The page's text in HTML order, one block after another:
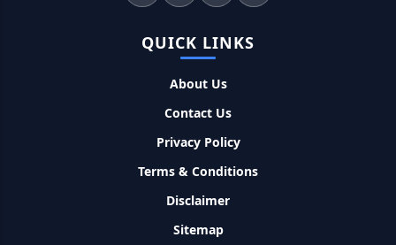
Kotak Saving Account Open Online: आज ही घर बैठे खोले ये
UPI Credit Line Loan: अब UPI से भी ले सकते है 50000 तक का लोन,
बस अपने मोबाइल से ऐसे करे अप्लाई
हुई प्रधानमंत्री होम लोन योजना, 25 लाख को मिलेगा पैसा
QUICK LINKS
About Us
Contact Us
Privacy Policy
Terms & Conditions
Disclaimer
Sitemap